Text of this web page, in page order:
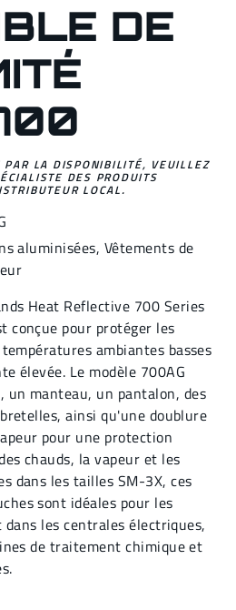
DE
PAR LA DISPONIBILITÉ, VEUILLEZ
DES PRODUITS
LOCAL.
aluminisées, Vêtements de
Heat Reflective 700 Series
conçue pour protéger les
ambiantes basses
élevée. Le modèle 700AG
un manteau, un pantalon, des
ainsi qu'une doublure
pour une protection
chauds, la vapeur et les
dans les tailles SM-3X, ces
sont idéales pour les
les centrales électriques,
de traitement chimique et